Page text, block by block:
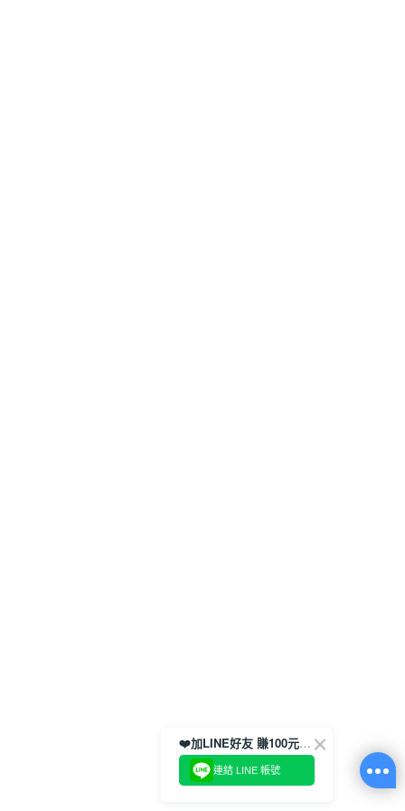
❤️加LINE好友 賺100元券！
連結 LINE 帳號